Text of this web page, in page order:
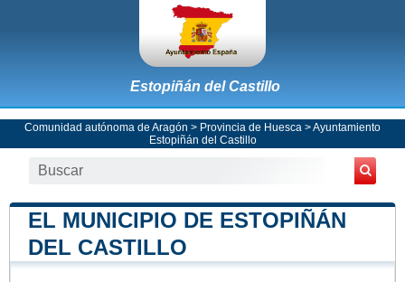
Estopiñán del Castillo
Comunidad autónoma de Aragón > Provincia de Huesca >Ayuntamiento
Estopiñán del Castillo
EL MUNICIPIO DE ESTOPIÑÁN
DEL CASTILLO